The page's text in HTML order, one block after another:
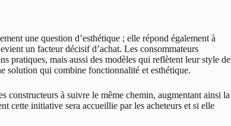
une question d’esthétique ; elle répond également à
un facteur décisif d’achat. Les consommateurs
pratiques, mais aussi des modèles qui reflètent leur style de
solution qui combine fonctionnalité et esthétique.
constructeurs à suivre le même chemin, augmentant ainsi la
cette initiative sera accueillie par les acheteurs et si elle